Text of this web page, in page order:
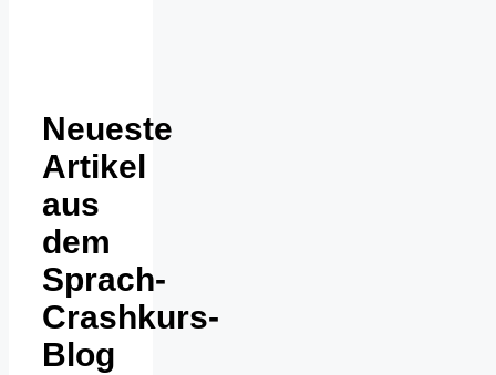
Neueste
Artikel
aus
dem
Sprach-
Crashkurs-
Blog